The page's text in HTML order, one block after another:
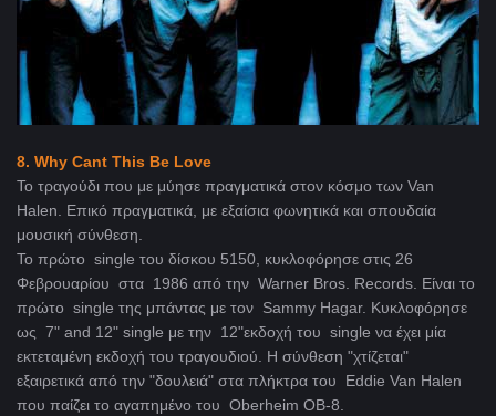
8. Why Cant This Be Love
Το τραγούδι που με μύησε πραγματικά στον κόσμο των Van
Halen. Επικό πραγματικά, με εξαίσια φωνητικά και σπουδαία
μουσική σύνθεση.
Το πρώτο single του δίσκου 5150, κυκλοφόρησε στις 26
Φεβρουαρίου στα 1986 από την Warner Bros. Records. Είναι το
πρώτο single της μπάντας με τον Sammy Hagar. Κυκλοφόρησε
ως 7" and 12" single με την 12"εκδοχή του single να έχει μία
εκτεταμένη εκδοχή του τραγουδιού. Η σύνθεση "χτίζεται"
εξαιρετικά από την "δουλειά" στα πλήκτρα του Eddie Van Halen
που παίζει το αγαπημένο του Oberheim OB-8.